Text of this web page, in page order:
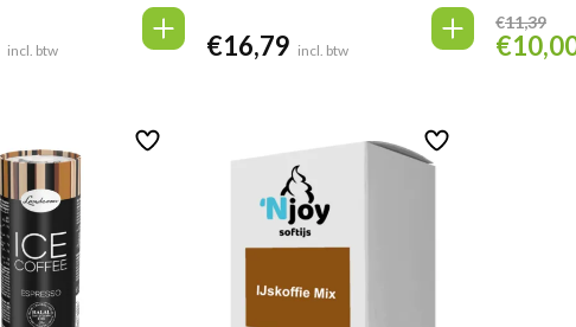
incl. btw €16,79 incl. btw
€11,39
€